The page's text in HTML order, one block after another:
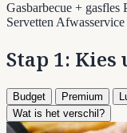
Gasbarbecue + gasfles
ServettenAfwasservice
Stap 1:
Budget Premium
Wat is het verschil?